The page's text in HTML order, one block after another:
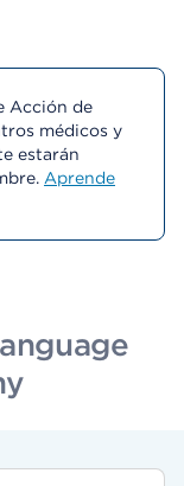
Acción de
médicos y
estarán
Aprende